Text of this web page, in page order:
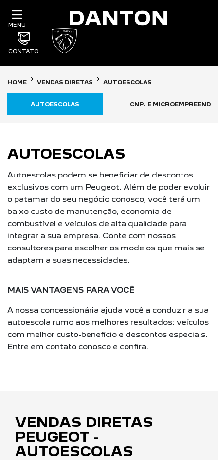
MENU
CONTATO
HOME VENDAS DIRETAS AUTOESCOLAS
AUTOESCOLAS CNPJ E
AUTOESCOLAS
Autoescolas podem se beneficiar de descontos
exclusivos com um Peugeot. Além de poder evoluir
o patamar do seu negócio conosco, você terá um
baixo custo de manutenção, economia de
combustível e veículos de alta qualidade para
integrar a sua empresa. Conte com nossos
consultores para escolher os modelos que mais se
adaptam a suas necessidades.
MAIS VANTAGENS PARA VOCÊ
A nossa concessionária ajuda você a conduzir a sua
autoescola rumo aos melhores resultados: veículos
com melhor custo-benefício e descontos especiais.
Entre em contato conosco e confira.
VENDAS DIRETAS
PEUGEOT -
AUTOESCOLAS